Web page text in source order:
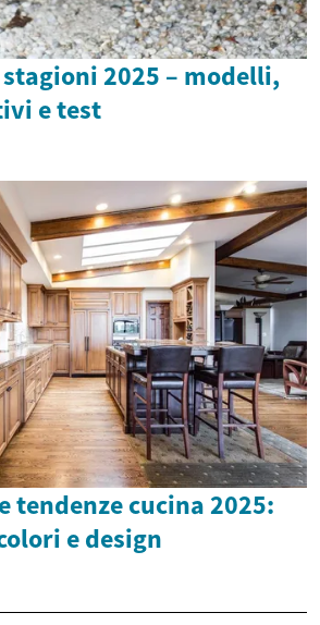
2025 – modelli,
e test
tendenze cucina 2025:
e design